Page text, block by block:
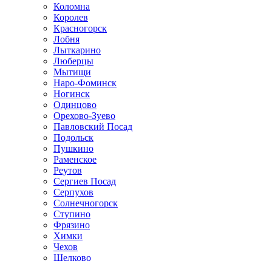
Коломна
Королев
Красногорск
Лобня
Лыткарино
Люберцы
Мытищи
Наро-Фоминск
Ногинск
Одинцово
Орехово-Зуево
Павловский Посад
Подольск
Пушкино
Раменское
Реутов
Сергиев Посад
Серпухов
Солнечногорск
Ступино
Фрязино
Химки
Чехов
Щелково